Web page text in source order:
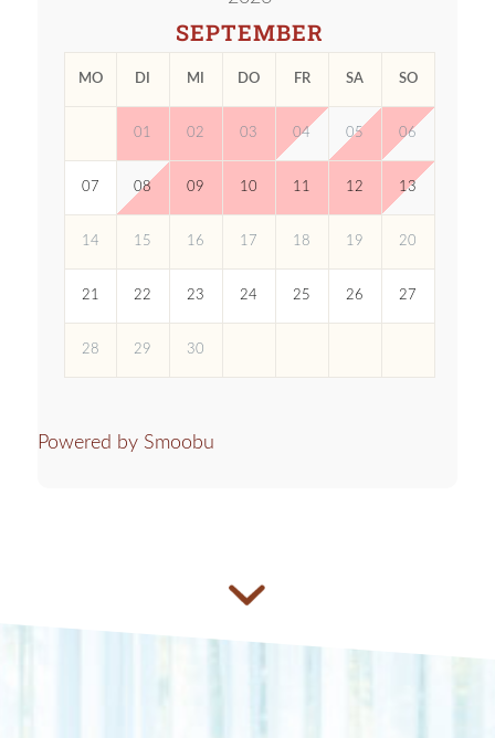
SEPTEMBER
MO DI MI DO FR SA SO
01 02 03 04 05 06
07 08 09 10 11 12 13
14 15 16 17 18 19 20
21 22 23 24 25 26 27
28 29 30
Powered by Smoobu